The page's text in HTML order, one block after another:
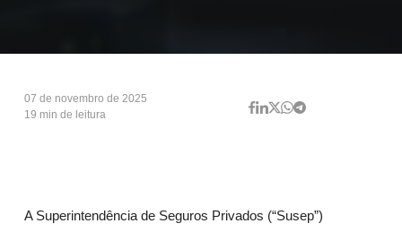
07 de novembro de 2025
19 min de leitura
A Superintendência de Seguros Privados (“Susep”)